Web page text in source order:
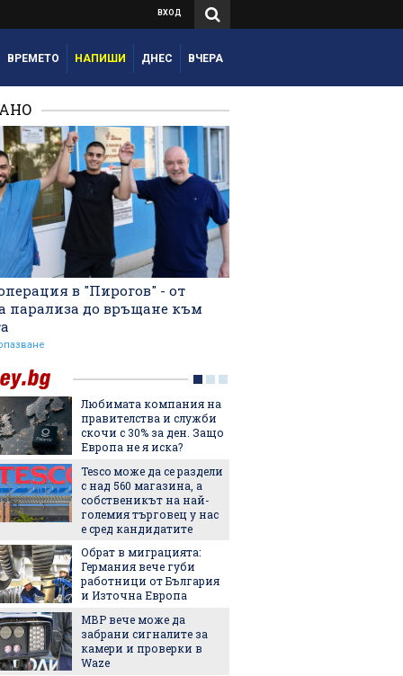
ВХОД
ВРЕМЕТО НАПИШИ ДНЕС ВЧЕРА
в "Пирогов" - от
парализа до връщане към
Любимата компания на
правителства и служби
скочи с 30% за ден. Защо
Европа не я иска?
Tesco може да се раздели
с над 560 магазина, а
собственикът на най-
големия търговец у нас
е сред кандидатите
Обрат в миграцията:
Германия вече губи
работници от България
и Източна Европа
МВР вече може да
забрани сигналите за
камери и проверки в
Waze